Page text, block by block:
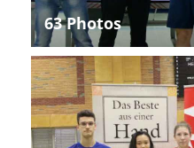
63 Photos